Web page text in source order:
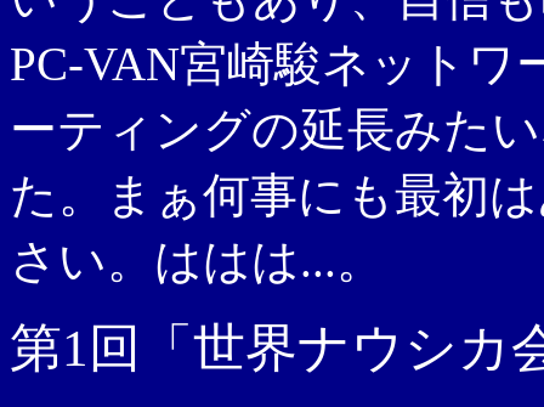
PC-VAN宮崎駿ネットワ
ーティングの延長みた
た。まぁ何事にも最初
さい。ははは...。
第1回「世界ナウシカ